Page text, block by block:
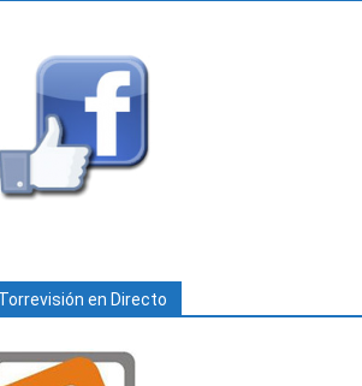
en Directo